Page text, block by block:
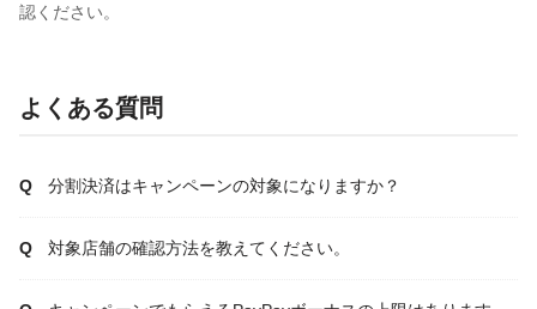
認ください。
よくある質問
分割決済はキャンペーンの対象になりますか？
対象店舗の確認方法を教えてください。